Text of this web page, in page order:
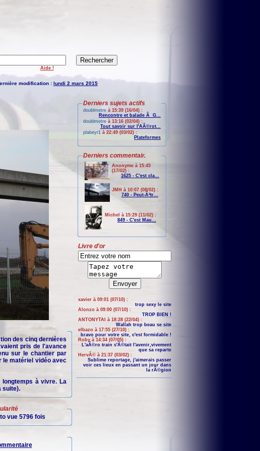
Aide !
modification : lundi 2 mars 2015
des cinq dernières
pris de l'avance
sur le chantier par
le matériel vidéo avec
à vivre. La
suite).
vue 5796 fois
Derniers sujets actifs
doublmetre à 15:39 (16/04) :
Rencontre et balade Ã G...
doublmetre à 13:16 (02/04) :
Tout savoir sur l'AÃ©rot...
plabeyr1 à 22:49 (03/02) :
Plateformes
Derniers commentair.
Anonyme à 15:45
(17/02) :
1625 - C'est cla...
JMH à 10:07 (08/02) :
740 - Peut-Ãªtr...
Michel à 15:29 (11/02) :
849 - C'est Mau...
Livre d'or
xavier à 09:01 (07/10) :
trop sexy le site
Alonzo à 09:00 (07/10) :
TROP BIEN !
ANTONYTAI à 18:28 (22/04) :
Wallah trop beau se site
elbazo à 17:55 (27/10) :
bravo pour votre site, c'est formidable !
Roby à 14:34 (07/05) :
L'aÃ©ro train s'Ã©tait l'avenir,vivement
que sa reparte
HervÃ© à 21:37 (03/02) :
Sublime reportage, j'aimerais passer
voir ces lieux en passant un jour dans
la rÃ©gion